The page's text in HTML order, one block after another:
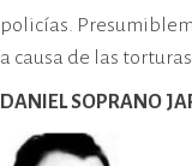
policías.
a causa de las
DANIEL SOPRANO